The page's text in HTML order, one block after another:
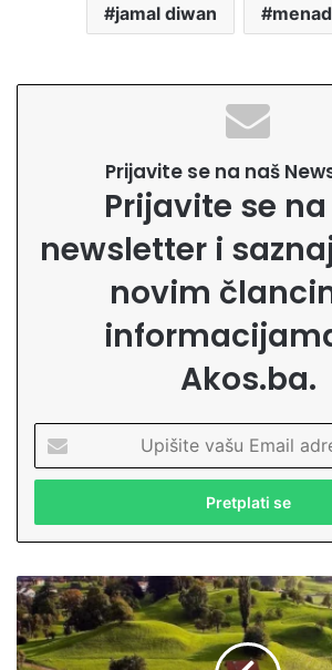
jamal diwan
Prijavite se na naš
Prijavite se
newsletter i
novim
Akos.ba.
i
i
e
v
a
š
u
V
j
e
r